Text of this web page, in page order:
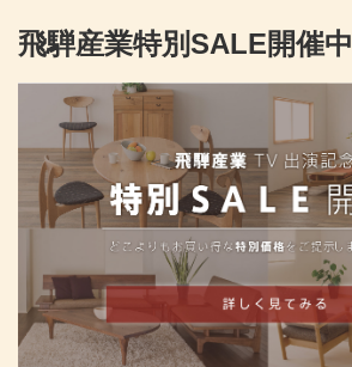
飛騨産業特別SALE開催中